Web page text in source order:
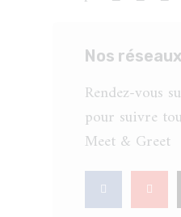
Nos réseaux
Rendez-vous
pour suivre
Meet & Greet